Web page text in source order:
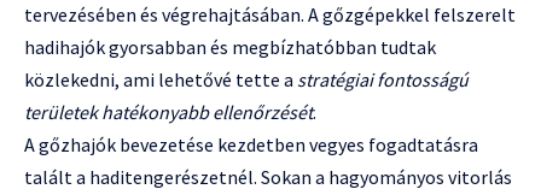
tervezésében és végrehajtásában. A gőzgépekkel felszerelt
hadihajók gyorsabban és megbízhatóbban tudtak
közlekedni, ami lehetővé tette a stratégiai fontosságú
területek hatékonyabb ellenőrzését.
A gőzhajók bevezetése kezdetben vegyes fogadtatásra
talált a haditengerészetnél. Sokan a hagyományos vitorlás